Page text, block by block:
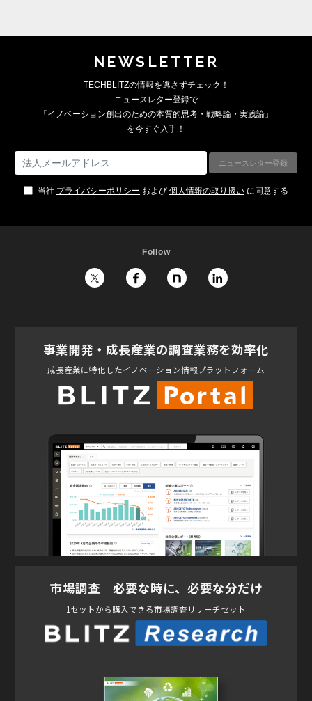
NEWSLETTER
TECHBLITZの情報を逃さずチェック！
ニュースレター登録で
「イノベーション創出のための本質的思考・戦略論・実践論」
を今すぐ入手！
当社 プライバシーポリシー および 個人情報の取り扱い に同意する
Follow
事業開発・成長産業の調査業務を効率化
成長産業に特化したイノベーション情報プラットフォーム
市場調査 必要な時に、必要な分だけ
1セットから購入できる市場調査リサーチセット